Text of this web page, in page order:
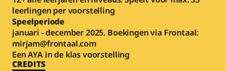
leerlingen per voorstelling
Speelperiode
januari - december 2025. Boekingen via Frontaal:
mirjam@frontaal.com
Een AYA in de klas voorstelling
CREDITS